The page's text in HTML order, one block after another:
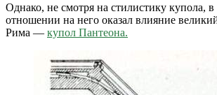
Однако, не смотря на стилистику купола,
отношении на него оказал влияние
Рима — купол Пантеона.